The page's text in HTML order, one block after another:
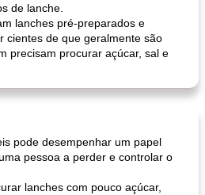
de lanche.
lanches pré-preparados e
cientes de que geralmente são
precisam procurar açúcar, sal e
​​pode desempenhar um papel
pessoa a perder e controlar o
lanches com pouco açúcar,